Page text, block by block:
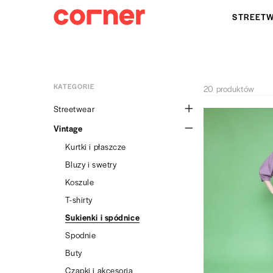
KATEGORIE
Streetwear
Sneakersy
Kurtki i płaszcze
Bluzy
T-shirty
Spodnie
Czapki
Torby i akcesoria
Sklepy
Dorawa Store
Vintage
Kurtki i płaszcze
Bluzy i swetry
Koszule
T-shirty
Sukienki i spódnice
Spodnie
Buty
Czapki i akcesoria
20 produktów